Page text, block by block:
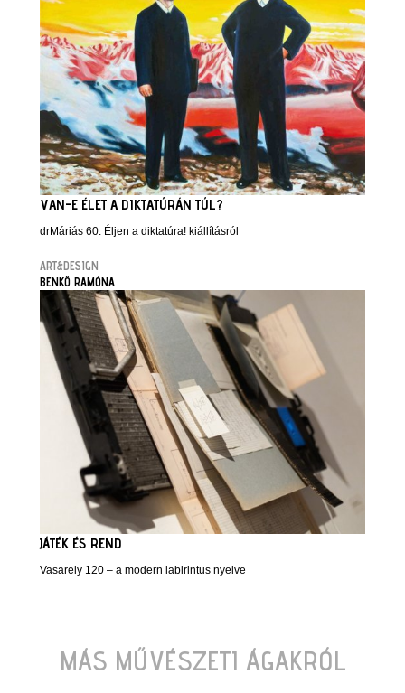
VAN-E ÉLET A DIKTATÚRÁN TÚL?
drMáriás 60: Éljen a diktatúra! kiállításról
ART&DESIGN
BENKŐ RAMÓNA
JÁTÉK ÉS REND
Vasarely 120 – a modern labirintus nyelve
MÁS MŰVÉSZETI ÁGAKRÓL